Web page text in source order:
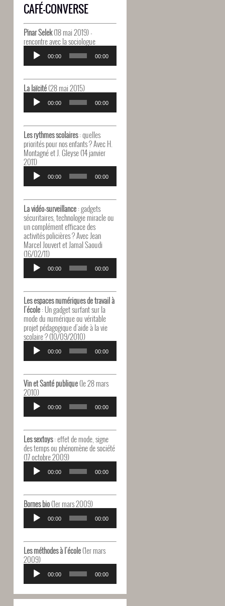
CAFÉ-CONVERSE
Pinar Selek(18 mai 2019) -
rencontre avec la sociologue
Lecteur
audio
00:00 00:00
La laïcité(28 mai 2015)
Lecteur
audio
00:00 00:00
Les rythmes scolaires: quelles
priorités pour nos enfants ? Avec H.
Montagné et J. Gleyse (14 janvier
2011)
Lecteur
audio
00:00 00:00
La vidéo-surveillance: gadgets
sécuritaires, technologie miracle ou
un complément efficace des
activités policières ? Avec Jean
Marcel Jouvert et Jamal Saoudi
(16/02/11)
Lecteur
audio
00:00 00:00
Les espaces numériques de travail à
l'école: Un gadget surfant sur la
mode du numérique ou véritable
projet pédagogique d'aide à la vie
scolaire ? (10/09/2010)
Lecteur
audio
00:00 00:00
Vin et Santé publique(le 28 mars
2010)
Lecteur
audio
00:00 00:00
Les sextoys: effet de mode, signe
des temps ou phénomène de société
(17 octobre 2009)
Lecteur
audio
00:00 00:00
Bornes bio(1er mars 2009)
Lecteur
audio
00:00 00:00
Les méthodes à l'école(1er mars
2009)
Lecteur
audio
00:00 00:00